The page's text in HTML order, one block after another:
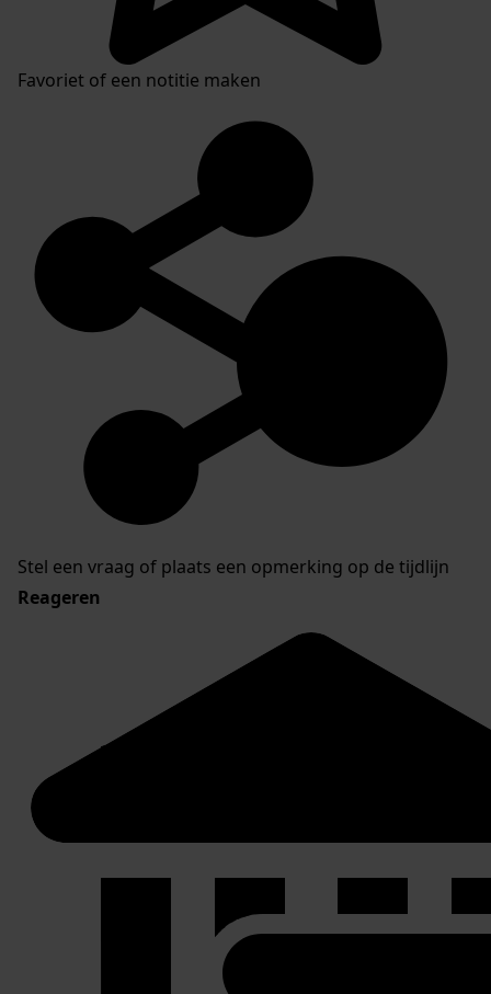
Favoriet of een notitie maken
Stel een vraag of plaats een opmerking op de tijdlijn
Reageren